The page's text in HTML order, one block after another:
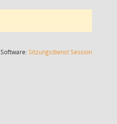
Software:SitzungsdienstSession(Wird in